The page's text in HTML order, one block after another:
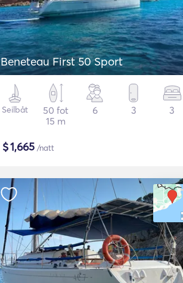
Beneteau First 50 Sport
Seilbåt
50 fot
15 m
6 3 3
$1,665 /natt